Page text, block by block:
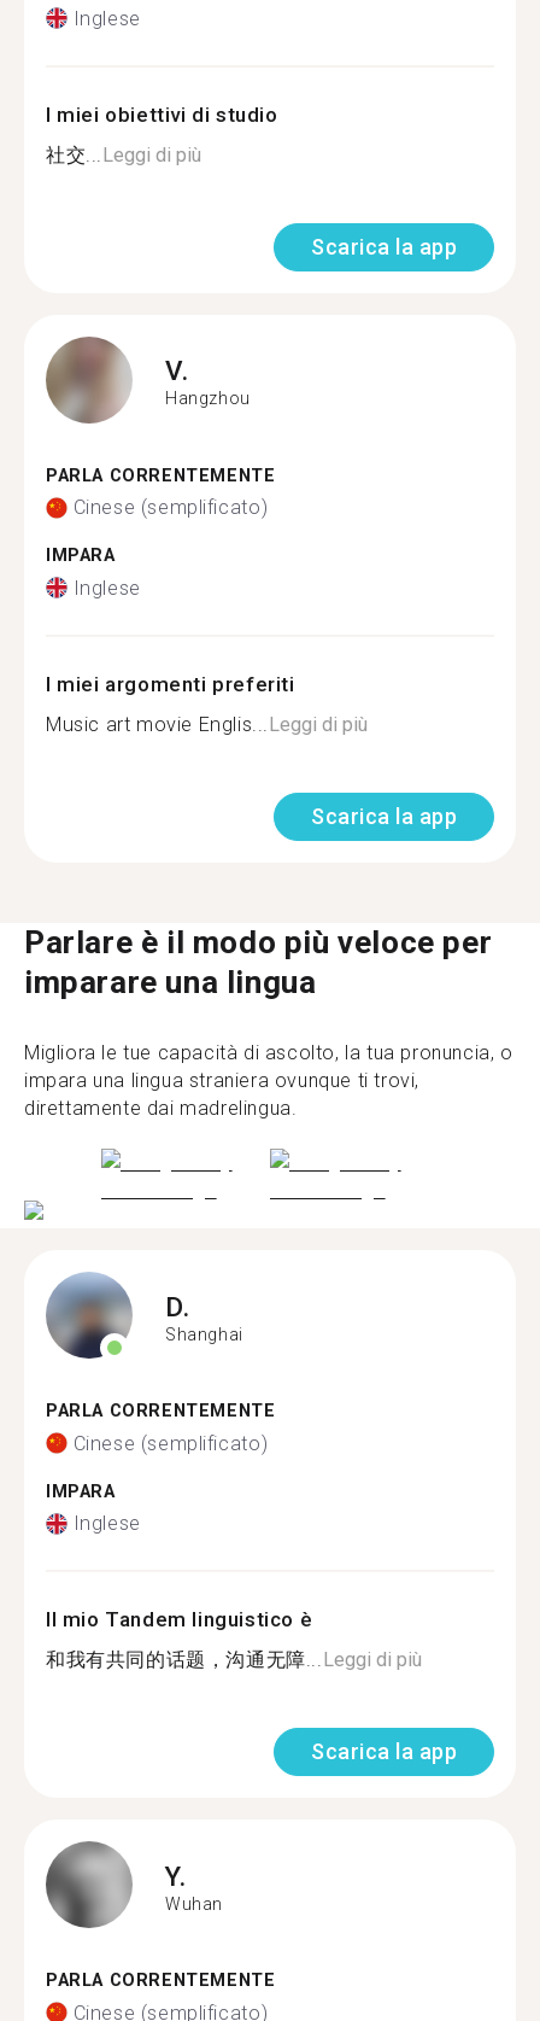
Inglese
I miei obiettivi di studio
社交... Leggi di più
Scarica la app
V.
Hangzhou
PARLA CORRENTEMENTE
Cinese (semplificato)
IMPARA
Inglese
I miei argomenti preferiti
Music art movie Englis... Leggi di più
Scarica la app
Parlare è il modo più veloce per
imparare una lingua
Migliora le tue capacità di ascolto, la tua pronuncia, o
impara una lingua straniera ovunque ti trovi,
direttamente dai madrelingua.
D.
Shanghai
PARLA CORRENTEMENTE
Cinese (semplificato)
IMPARA
Inglese
Il mio Tandem linguistico è
和我有共同的话题，沟通无障...Leggi di più
Scarica la app
Y.
Wuhan
PARLA CORRENTEMENTE
Cinese (semplificato)